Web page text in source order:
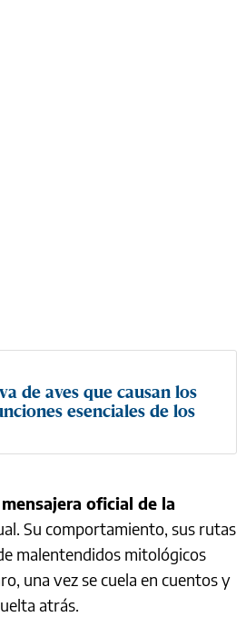
de aves que causan los
esenciales de los
mensajera oficial de la
Su comportamiento, sus rutas
malentendidos mitológicos
una vez se cuela en cuentos y
atrás.